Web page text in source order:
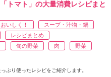
トマト」の大量消費レシピまと
いしく！
スープ・汁物・鍋
レシピまとめ
旬の野菜 肉
野菜
ぷり使ったレシピをご紹介します。